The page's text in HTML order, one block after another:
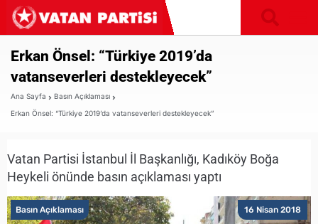
Erkan Önsel: “Türkiye 2019’da
vatanseverleri destekleyecek”
Ana Sayfa
Basın Açıklaması
Erkan Önsel: “Türkiye 2019’da vatanseverleri destekleyecek”
Vatan Partisi İstanbul İl Başkanlığı, Kadıköy Boğa
Heykeli önünde basın açıklaması yaptı
16 Nisan 2018
Basın Açıklaması